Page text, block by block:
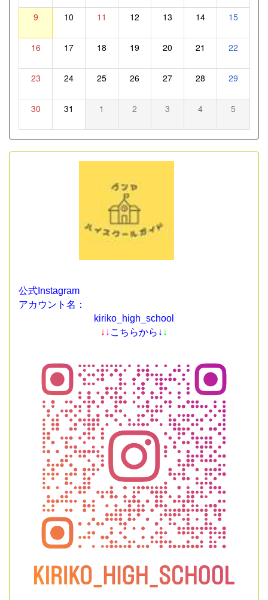
9 10 11 12 13 14 15
16 17 18 19 20 21 22
23 24 25 26 27 28 29
30 31 1 2 3 4 5
公式Instagram
アカウント名：
kiriko_high_school
↓ ↓ こちらから↓ ↓